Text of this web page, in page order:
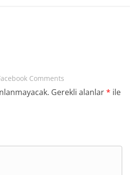
Comments
Gerekli alanlar* ile